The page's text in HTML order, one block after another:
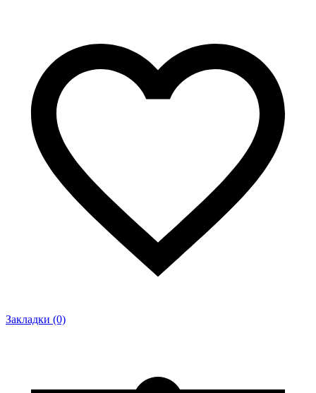
Закладки (0)